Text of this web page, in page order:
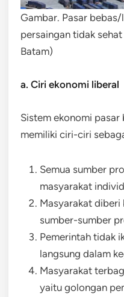
Gambar. Pasar
persaingan tidak
Batam)
a. Ciri ekonomi liberal
Sistem ekonomi
memiliki ciri-ciri
Semua sumber
masyarakat
Masyarakat diberi
sumber-sumber
Pemerintah tidak
langsung dalam
Masyarakat
yaitu golongan